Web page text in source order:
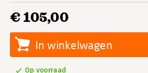
€ 105,00
In winkelwagen
Op voorraad